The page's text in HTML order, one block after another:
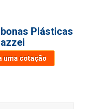
Plásticas
uma cotação